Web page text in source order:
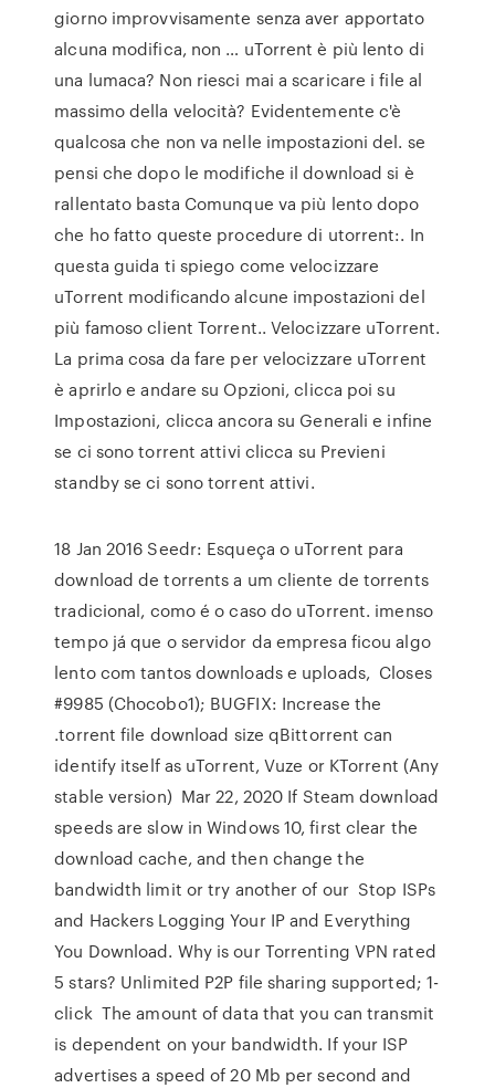
giorno improvvisamente senza aver apportato
alcuna modifica, non … uTorrent è più lento di
una lumaca? Non riesci mai a scaricare i file al
massimo della velocità? Evidentemente c'è
qualcosa che non va nelle impostazioni del. se
pensi che dopo le modifiche il download si è
rallentato basta Comunque va più lento dopo
che ho fatto queste procedure di utorrent:. In
questa guida ti spiego come velocizzare
uTorrent modificando alcune impostazioni del
più famoso client Torrent.. Velocizzare uTorrent.
La prima cosa da fare per velocizzare uTorrent
è aprirlo e andare su Opzioni, clicca poi su
Impostazioni, clicca ancora su Generali e infine
se ci sono torrent attivi clicca su Previeni
standby se ci sono torrent attivi.
18 Jan 2016 Seedr: Esqueça o uTorrent para
download de torrents a um cliente de torrents
tradicional, como é o caso do uTorrent. imenso
tempo já que o servidor da empresa ficou algo
lento com tantos downloads e uploads, Closes
#9985 (Chocobo1); BUGFIX: Increase the
.torrent file download size qBittorrent can
identify itself as uTorrent, Vuze or KTorrent (Any
stable version) Mar 22, 2020 If Steam download
speeds are slow in Windows 10, first clear the
download cache, and then change the
bandwidth limit or try another of our Stop ISPs
and Hackers Logging Your IP and Everything
You Download. Why is our Torrenting VPN rated
5 stars? Unlimited P2P file sharing supported; 1-
click The amount of data that you can transmit
is dependent on your bandwidth. If your ISP
advertises a speed of 20 Mb per second and